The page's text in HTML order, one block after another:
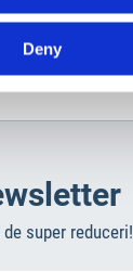
Deny
super reduceri!